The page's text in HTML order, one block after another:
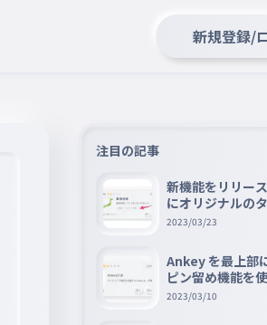
新規登録/
注目の記事
新機能をリリー
にオリジナルの
定できる『タグ機
2023/03/23
Ankey を最上部
ピン留め機能を
📌
2023/03/10